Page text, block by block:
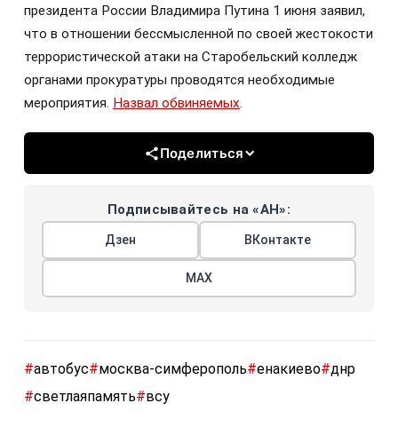
президента России Владимира Путина 1 июня заявил,
что в отношении бессмысленной по своей жестокости
террористической атаки на Старобельский колледж
органами прокуратуры проводятся необходимые
мероприятия. Назвал обвиняемых.
Поделиться
Подписывайтесь на «АН»:
Дзен ВКонтакте
МАХ
#автобус#москва-симферополь#енакиево#днр
#светлаяпамять#всу